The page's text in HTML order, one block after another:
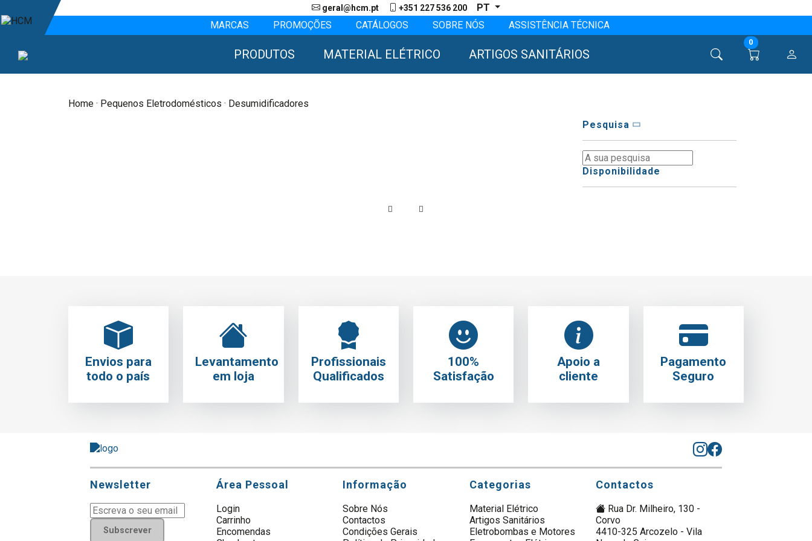
geral@hcm.pt +351 227 536 200
PT
MARCAS
PROMOÇÕES CATÁLOGOS SOBRE NÓS ASSISTÊNCIA TÉCNICA
PRODUTOS MATERIAL ELÉTRICO ARTIGOS SANITÁRIOS
0
Home· Pequenos Eletrodomésticos · Desumidificadores
Pesquisa
Disponibilidade
Envios para
todo o país
Levantamento
em loja
Profissionais
Qualificados
100%
Satisfação
Apoio a
cliente
Pagamento
Seguro
Newsletter
Subscrever
Área Pessoal
Login
Carrinho
Encomendas
Informação
Sobre Nós
Contactos
Condições Gerais
Categorias
Material Elétrico
Artigos Sanitários
Eletrobombas e Motores
Contactos
Rua Dr. Milheiro, 130 -
Corvo
4410-325 Arcozelo - Vila